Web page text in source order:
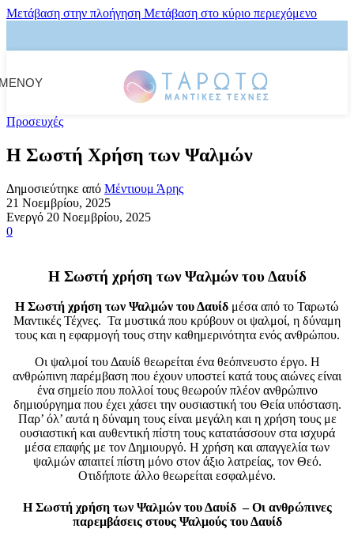
Μετάβαση στην πλοήγηση Μετάβαση στο κύριο περιεχόμενο
Προσευχές
Η Σωστή Χρήση των Ψαλμών
Δημοσιεύτηκε από Μέντιουμ Άρης
21 Νοεμβρίου, 2025
Ενεργό 20 Νοεμβρίου, 2025
0
Η Σωστή χρήση των Ψαλμών του Δαυίδ
Η Σωστή χρήση των Ψαλμών του Δαυίδ μέσα από το Ταρωτώ
Μαντικές Τέχνες. Τα μυστικά που κρύβουν οι ψαλμοί, η δύναμη
τους και η εφαρμογή τους στην καθημερινότητα ενός ανθρώπου.
Οι ψαλμοί του Δαυίδ θεωρείται ένα θεόπνευστο έργο. Η
ανθρώπινη παρέμβαση που έχουν υποστεί κατά τους αιώνες είναι
ένα σημείο που πολλοί τους θεωρούν πλέον ανθρώπινο
δημιούργημα που έχει χάσει την ουσιαστική του Θεία υπόσταση.
Παρ’ όλ’ αυτά η δύναμη τους είναι μεγάλη και η χρήση τους με
ουσιαστική και αυθεντική πίστη τους κατατάσσουν στα ισχυρά
μέσα επαφής με τον Δημιουργό. Η χρήση και απαγγελία των
ψαλμών απαιτεί πίστη μόνο στον άξιο λατρείας, τον Θεό.
Οτιδήποτε άλλο θεωρείται εσφαλμένο.
Η Σωστή χρήση των Ψαλμών του Δαυίδ– Οι ανθρώπινες
παρεμβάσεις στους Ψαλμούς του Δαυίδ